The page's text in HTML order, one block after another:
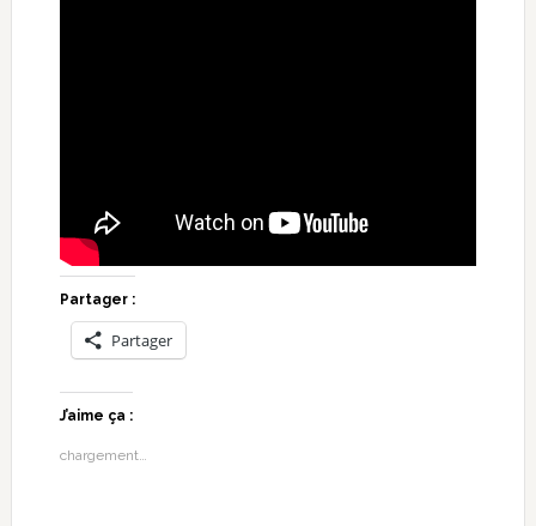
Partager :
Partager
J’aime ça :
chargement…